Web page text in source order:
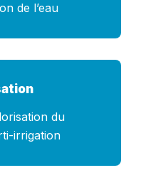
de l’eau
du
irrigation